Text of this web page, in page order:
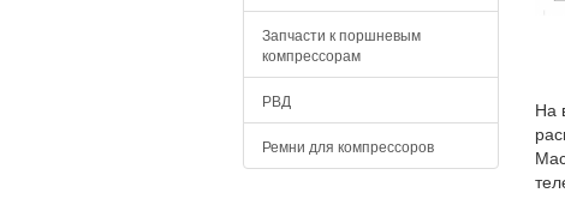
Запчасти к поршневым
компрессорам
РВД
Ремни для компрессоров
На